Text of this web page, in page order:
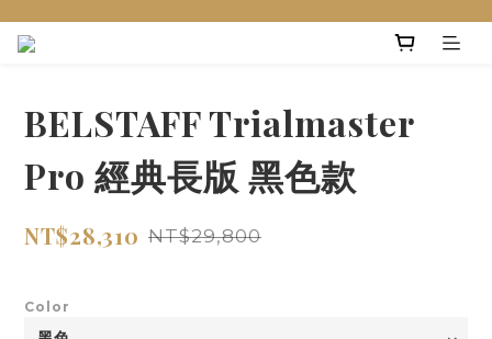
BELSTAFF Trialmaster
Pro 經典長版 黑色款
NT$28,310 NT$29,800
Color